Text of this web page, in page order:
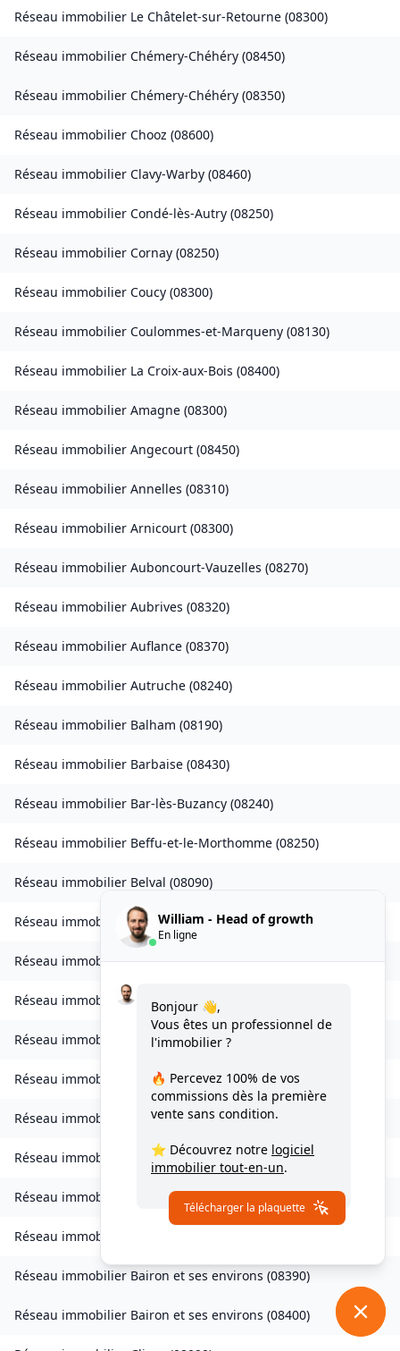
Réseau immobilier Le Châtelet-sur-Retourne (08300)
Réseau immobilier Chémery-Chéhéry (08450)
Réseau immobilier Chémery-Chéhéry (08350)
Réseau immobilier Chooz (08600)
Réseau immobilier Clavy-Warby (08460)
Réseau immobilier Condé-lès-Autry (08250)
Réseau immobilier Cornay (08250)
Réseau immobilier Coucy (08300)
Réseau immobilier Coulommes-et-Marqueny (08130)
Réseau immobilier La Croix-aux-Bois (08400)
Réseau immobilier Amagne (08300)
Réseau immobilier Angecourt (08450)
Réseau immobilier Annelles (08310)
Réseau immobilier Arnicourt (08300)
Réseau immobilier Auboncourt-Vauzelles (08270)
Réseau immobilier Aubrives (08320)
Réseau immobilier Auflance (08370)
Réseau immobilier Autruche (08240)
Réseau immobilier Balham (08190)
Réseau immobilier Barbaise (08430)
Réseau immobilier Bar-lès-Buzancy (08240)
Réseau immobilier Beffu-et-le-Morthomme (08250)
Réseau immobilier Belval (08090)
Réseau immobilierBelval-Bois-des-Dames(08240)
Réseau immobilierBourcq(08400)
Réseau immobilierBogny-sur-Meuse
Réseau immobilier Brévilly(08140)
Réseau immobilier Bulson(08450)
Réseau immobilier Chagny(08430 )
Réseau immobilier Chalandry-Elaire(08160)
Réseau immobilier Chardeny
Réseau immobilier
Réseau immobilier Bairon et ses environs (08390)
Réseau immobilier Bairon et ses environs (08400)
William - Head of growth
En ligne
Bonjour 👋,
Vous êtes un professionnel de
l'immobilier ?
🔥 Percevez 100% de vos
commissions dès la première
vente sans condition.
⭐ Découvrez notre logiciel
immobilier tout-en-un.
Télécharger la plaquette